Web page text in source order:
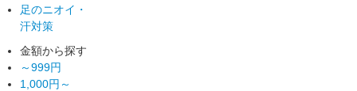
足のニオイ・
汗対策
金額から探す
～999円
1,000円～